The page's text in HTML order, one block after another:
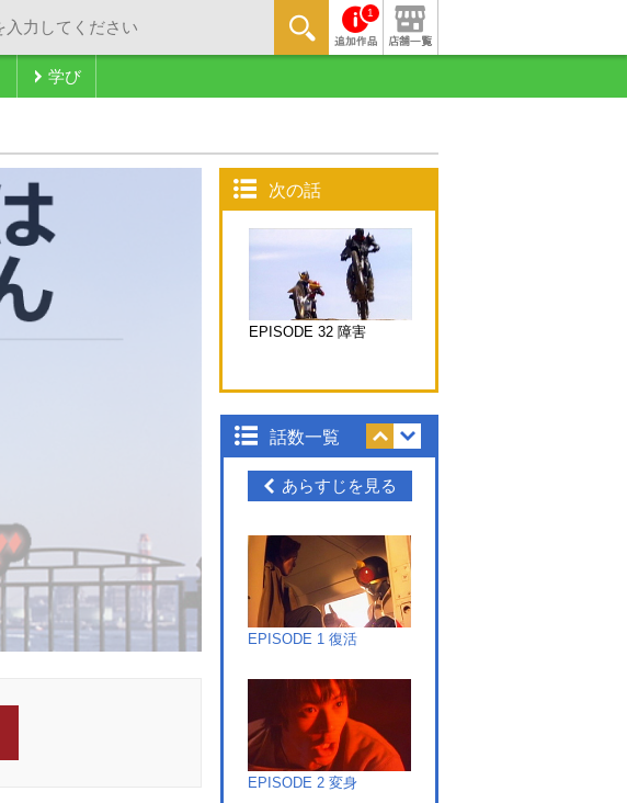
1
学び
次の話
EPISODE 32 障害
話数一覧
あらすじを見る
EPISODE 1 復活
EPISODE 2 変身